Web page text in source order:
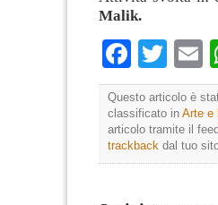
Malik.
Questo articolo è
classificato in Arte e
articolo tramite il feed
trackback dal tuo